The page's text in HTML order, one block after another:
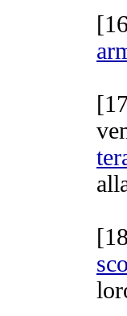
[
[
[